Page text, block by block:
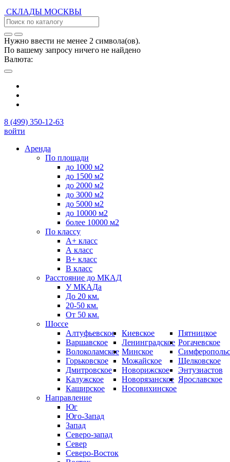
СКЛАДЫ МОСКВЫ
Нужно ввести не менее 2 символа(ов).
По вашему запросу ничего не найдено
Валюта:
8 (499) 350-12-63
войти
Аренда
По площади
до 1000 м2
до 1500 м2
до 2000 м2
до 3000 м2
до 5000 м2
до 10000 м2
более 10000 м2
По классу
А+ класс
А класс
B+ класс
В класс
Расстояние до МКАД
У МКАДа
До 20 км.
20-50 км.
От 50 км.
Шоссе
Алтуфьевское
Варшавское
Волоколамское
Горьковское
Дмитровское
Калужское
Каширское
Киевское
Ленинградское
Минское
Можайское
Новорижское
Новорязанское
Носовихинское
Пятницкое
Рогачевское
Щелковское
Энтузиастов
Ярославское
Направление
Юг
Юго-Запад
Запад
Северо-запад
Север
Северо-Восток